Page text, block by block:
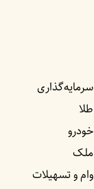
سرمایه‌گذاری
طلا
خودرو
ملک
وام و تسهیلات